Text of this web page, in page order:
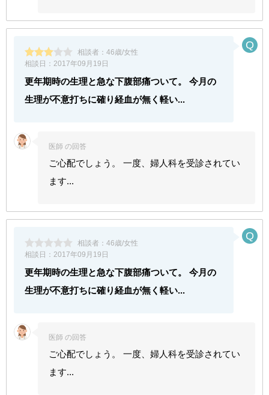
相談者： 46歳/女性
相談日： 2017年09月19日
更年期時の生理と急な下腹部痛ついて。 今月の
生理が不意打ちに確り経血が無く軽い...
医師 の回答
ご心配でしょう。 一度、婦人科を受診されてい
ます...
相談者： 46歳/女性
相談日： 2017年09月19日
更年期時の生理と急な下腹部痛ついて。 今月の
生理が不意打ちに確り経血が無く軽い...
医師 の回答
ご心配でしょう。 一度、婦人科を受診されてい
ます...